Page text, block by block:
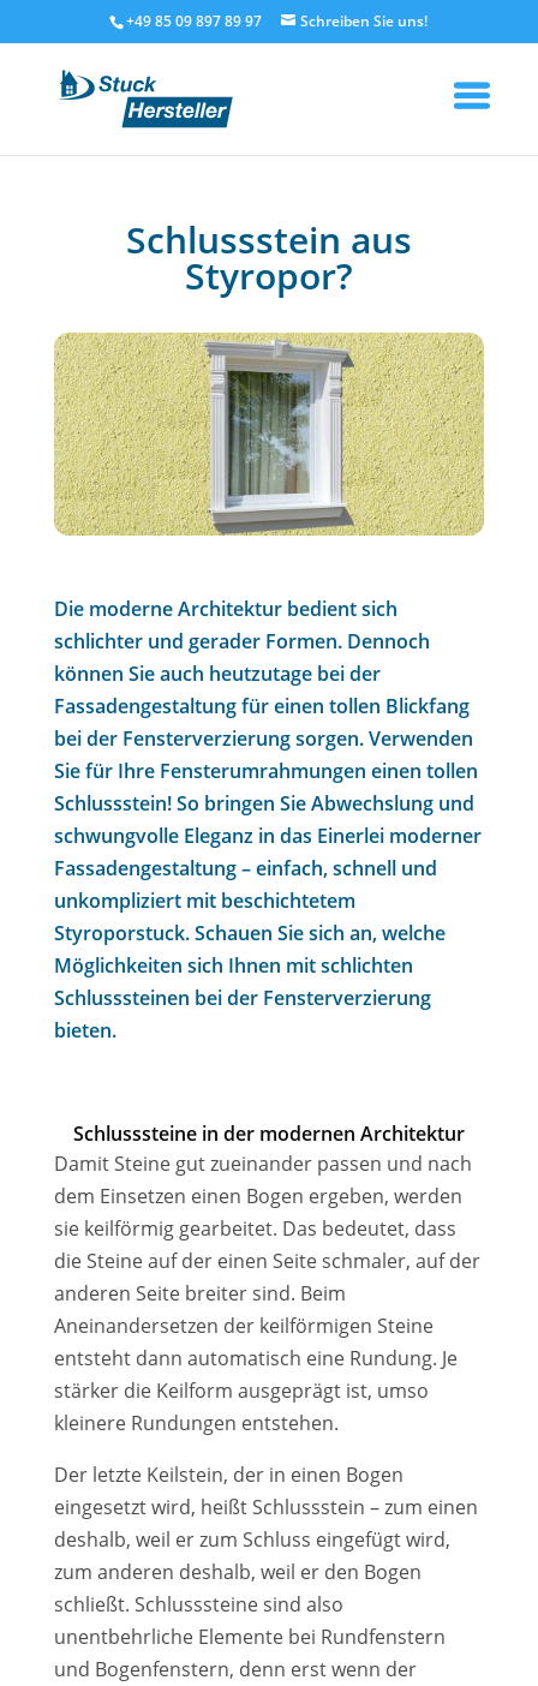
+49 85 09 897 89 97
Schlussstein aus
Styropor?
Die moderne Architektur bedient sich
schlichter und gerader Formen. Dennoch
können Sie auch heutzutage bei der
Fassadengestaltung für einen tollen Blickfang
bei der Fensterverzierung sorgen. Verwenden
Sie für Ihre Fensterumrahmungen einen tollen
Schlussstein! So bringen Sie Abwechslung und
schwungvolle Eleganz in das Einerlei moderner
Fassadengestaltung – einfach, schnell und
unkompliziert mit beschichtetem
Styroporstuck. Schauen Sie sich an, welche
Möglichkeiten sich Ihnen mit schlichten
Schlusssteinen bei der Fensterverzierung
bieten.
Schlusssteine in der modernen Architektur
Damit Steine gut zueinander passen und nach
dem Einsetzen einen Bogen ergeben, werden
sie keilförmig gearbeitet. Das bedeutet, dass
die Steine auf der einen Seite schmaler, auf der
anderen Seite breiter sind. Beim
Aneinandersetzen der keilförmigen Steine
entsteht dann automatisch eine Rundung. Je
stärker die Keilform ausgeprägt ist, umso
kleinere Rundungen entstehen.
Der letzte Keilstein, der in einen Bogen
eingesetzt wird, heißt Schlussstein – zum einen
deshalb, weil er zum Schluss eingefügt wird,
zum anderen deshalb, weil er den Bogen
schließt. Schlusssteine sind also
unentbehrliche Elemente bei Rundfenstern
und Bogenfenstern, denn erst wenn der